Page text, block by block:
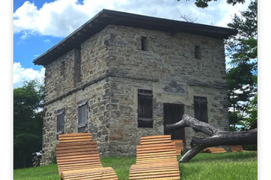
WELLNESS